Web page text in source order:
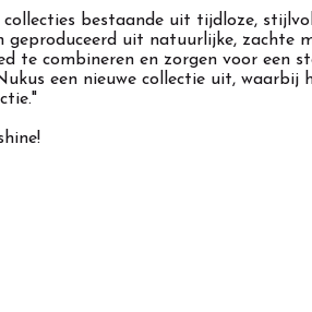
bestaande uit tijdloze,
geproduceerd uit natuurlijke,
te combineren en zorgen voor een
een nieuwe collectie uit,